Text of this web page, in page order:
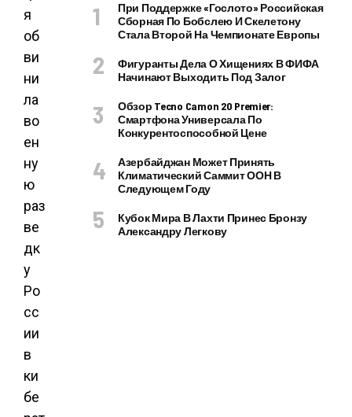
При Поддержке «Гослото» Российская
Сборная По Бобслею И Скелетону
Стала Второй На Чемпионате Европы
Фигуранты Дела О Хищениях В ФИФА
Начинают Выходить Под Залог
Обзор Tecno Camon 20 Premier:
Смартфона Универсала По
Конкурентоспособной Цене
Азербайджан Может Принять
Климатический Саммит ООН В
Следующем Году
Кубок Мира В Лахти Принес Бронзу
Александру Легкову